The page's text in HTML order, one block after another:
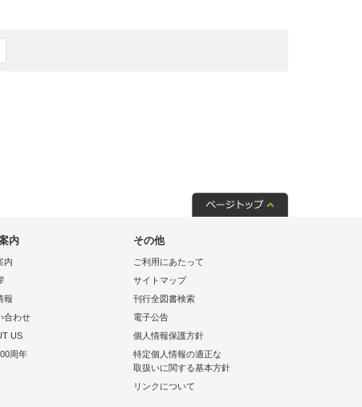
内
内
報
合わせ
US
周年
その他
ご利用にあたって
サイトマップ
刊行全図書検索
電子公告
個人情報保護方針
特定個人情報の適正な
取扱いに関する基本方針
リンクについて